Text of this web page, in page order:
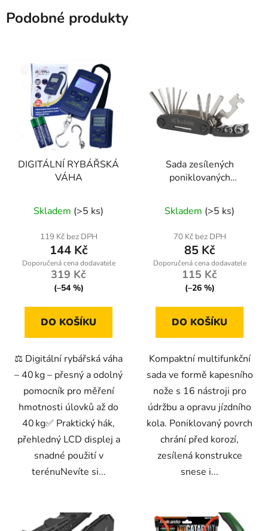
Podobné produkty
DIGITÁLNÍ RYBÁŘSKÁ
VÁHA
Skladem (>5 ks)
119 Kč bez DPH
144 Kč
319 Kč
(–54 %)
DO KOŠÍKU
⚖️ Digitální rybářská váha
– 40 kg – přesný a odolný
pomocník pro měření
hmotnosti úlovků až do
40 kg✅ Praktický hák,
přehledný LCD displej a
snadné použití v
terénuNevíte si...
Sada zesílených
poniklovaných
1 – Geko K02362
Skladem (>5 ks)
70 Kč bez DPH
85 Kč
115 Kč
(–26 %)
DO KOŠÍKU
Kompaktní multifunkční
sada ve formě kapesního
nože s 16 nástroji pro
údržbu a opravu jízdního
kola. Poniklovaný povrch
chrání před korozí,
zesílená konstrukce
snese i...